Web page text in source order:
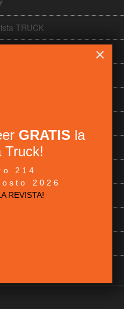
TRUCK
×
GRATIS la
Truck!
214
2026
REVISTA!